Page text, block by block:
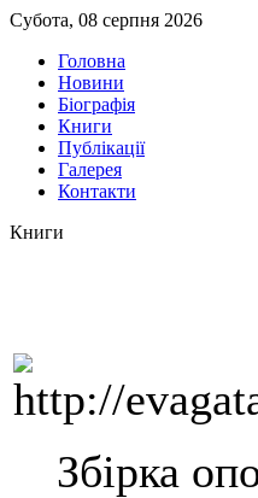
Субота, 08 серпня 2026
Головна
Новини
Біографія
Книги
Публікації
Галерея
Контакти
Книги
Збірка